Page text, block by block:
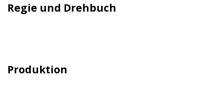
Regie und Drehbuch
Produktion